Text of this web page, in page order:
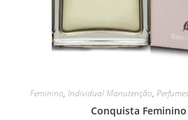
Feminino, Individual Manutenção, Perfumes
Conquista Feminino